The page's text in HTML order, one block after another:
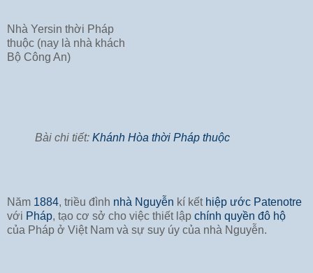
Nhà Yersin thời Pháp
thuộc (nay là nhà khách
Bộ Công An)
Bài chi tiết: Khánh Hòa thời Pháp thuộc
Năm 1884, triều đình nhà Nguyễn kí kết hiệp ước Patenotre
với Pháp, tạo cơ sở cho việc thiết lập chính quyền đô hộ
của Pháp ở Việt Nam và sự suy úy của nhà Nguyễn.